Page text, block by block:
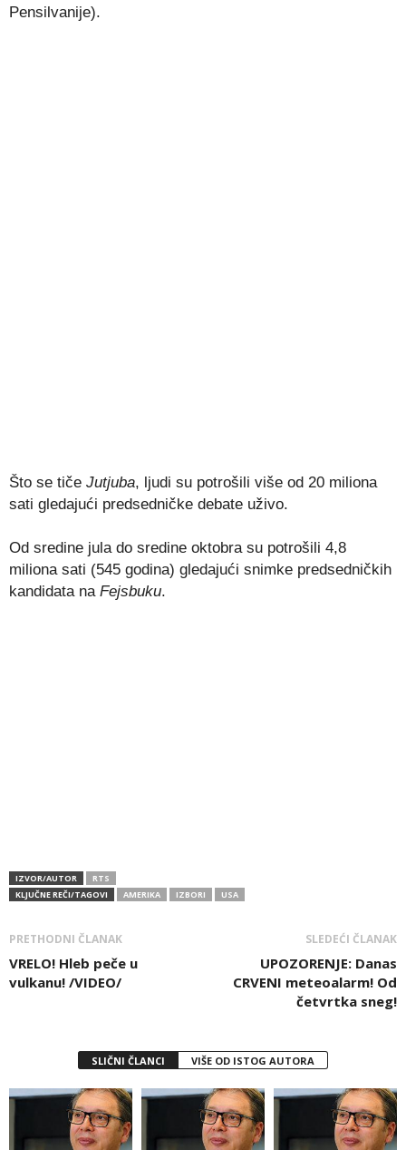
Pensilvanije).
Što se tiče Jutjuba, ljudi su potrošili više od 20 miliona
sati gledajući predsedničke debate uživo.
Od sredine jula do sredine oktobra su potrošili 4,8
miliona sati (545 godina) gledajući snimke predsedničkih
kandidata na Fejsbuku.
IZVOR/AUTOR
RTS
KLJUČNE REČI/TAGOVI
AMERIKA IZBORI USA
PRETHODNI ČLANAK
VRELO! Hleb peče u
vulkanu! /VIDEO/
SLEDEĆI ČLANAK
UPOZORENJE: Danas
CRVENI meteoalarm! Od
četvrtka sneg!
SLIČNI ČLANCI VIŠE OD ISTOG AUTORA